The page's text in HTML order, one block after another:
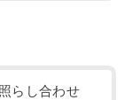
らし合わせ